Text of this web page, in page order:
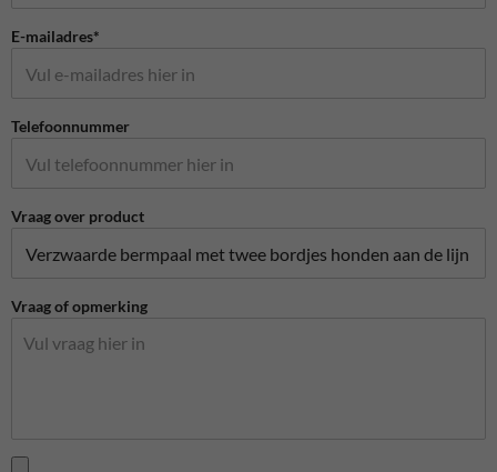
E-mailadres*
Telefoonnummer
Vraag over product
Vraag of opmerking